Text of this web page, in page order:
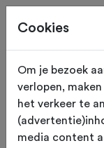
Gooisch
Je beoordeling
Cookies
Om je bezoek
verlopen,
het verkeer te
media content